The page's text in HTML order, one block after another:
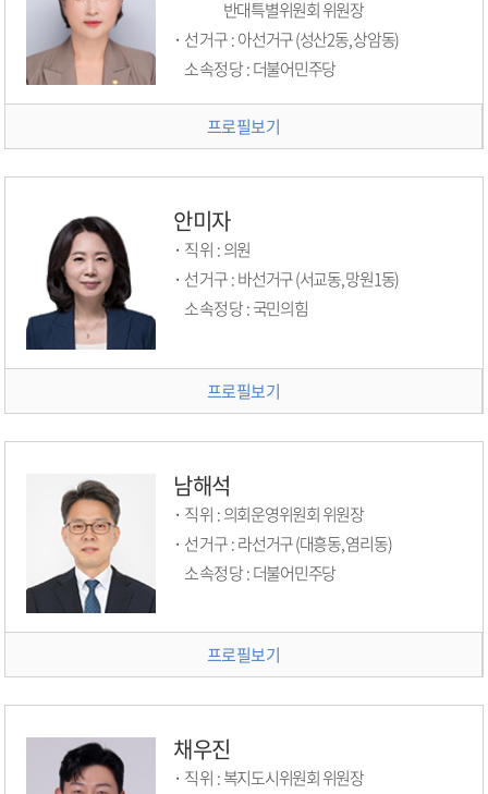
반대특별위원회 위원장
선거구 :
아선거구 (성산2동, 상암동)
소속정당 :더불어민주당
프로필보기
안미자
직위 :의원
선거구 :
바선거구 (서교동, 망원1동)
소속정당 :국민의힘
프로필보기
남해석
직위 :의회운영위원회 위원장
선거구 :
라선거구 (대흥동, 염리동)
소속정당 :더불어민주당
프로필보기
채우진
직위 :복지도시위원회 위원장